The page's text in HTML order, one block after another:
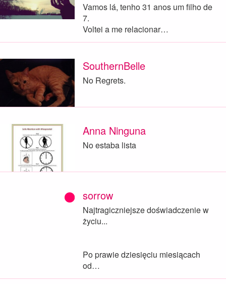
Vamos lá, tenho 31 anos um filho de
7.
Voltei a me relacionar…
SouthernBelle
No Regrets.
Anna Ninguna
No estaba lista
sorrow
Najtragiczniejsze doświadczenie w
życiu...
Po prawie dziesięciu miesiącach
od…